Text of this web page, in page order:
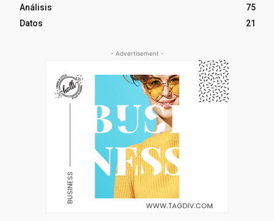
Análisis
75
Datos
21
- Advertisement -